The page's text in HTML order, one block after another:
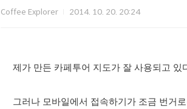
Coffee Explorer 2014. 10. 20. 20:24
제가 만든 카페투어 지도가 잘 사용되고
그러나 모바일에서 접속하기가 조금 번거